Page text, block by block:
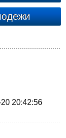
20:42:56